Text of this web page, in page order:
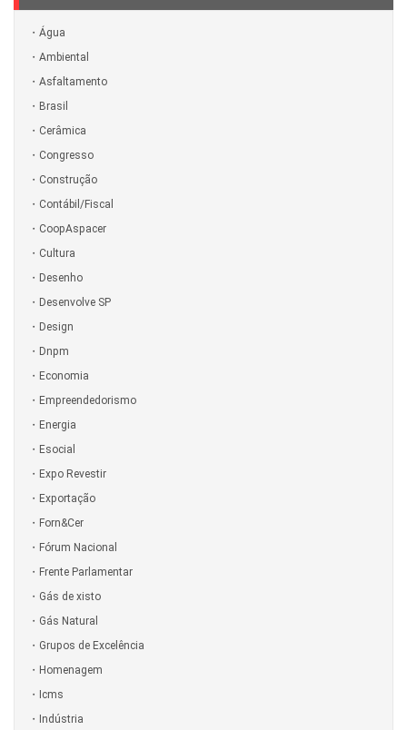
Água
Ambiental
Asfaltamento
Brasil
Cerâmica
Congresso
Construção
Contábil/Fiscal
CoopAspacer
Cultura
Desenho
Desenvolve SP
Design
Dnpm
Economia
Empreendedorismo
Energia
Esocial
Expo Revestir
Exportação
Forn&Cer
Fórum Nacional
Frente Parlamentar
Gás de xisto
Gás Natural
Grupos de Excelência
Homenagem
Icms
Indústria